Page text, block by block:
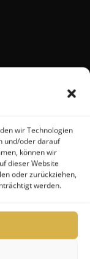
wir Technologien
und/oder darauf
können wir
dieser Website
oder zurückziehen,
werden.